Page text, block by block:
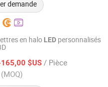
demande
en halo LED personnalisés
$US / Pièce
(MOQ)
Co., Ltd.
2015